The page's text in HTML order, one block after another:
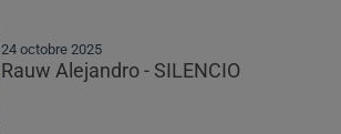
24 octobre 2025
Rauw Alejandro - SILENCIO